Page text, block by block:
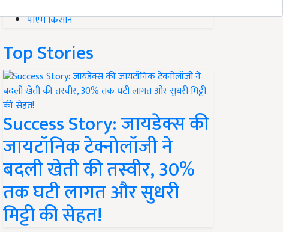
पीएम किसान
Top Stories
Success Story: जायडेक्स की
जायटॉनिक टेक्नोलॉजी ने
बदली खेती की तस्वीर, 30%
तक घटी लागत और सुधरी
मिट्टी की सेहत!